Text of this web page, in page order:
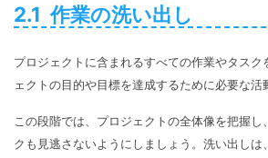
2.1 作業の洗い出し
プロジェクトに含まれるすべての作業やタスク
ェクトの目的や目標を達成するために必要な活
この段階では、プロジェクトの全体像を把握し
クも見逃さないようにしましょう。洗い出しは